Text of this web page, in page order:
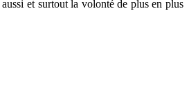
et surtout la volonté de plus en plus